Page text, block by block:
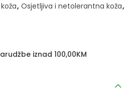
, Osjetljiva i netolerantna koža,
iznad 100,00KM